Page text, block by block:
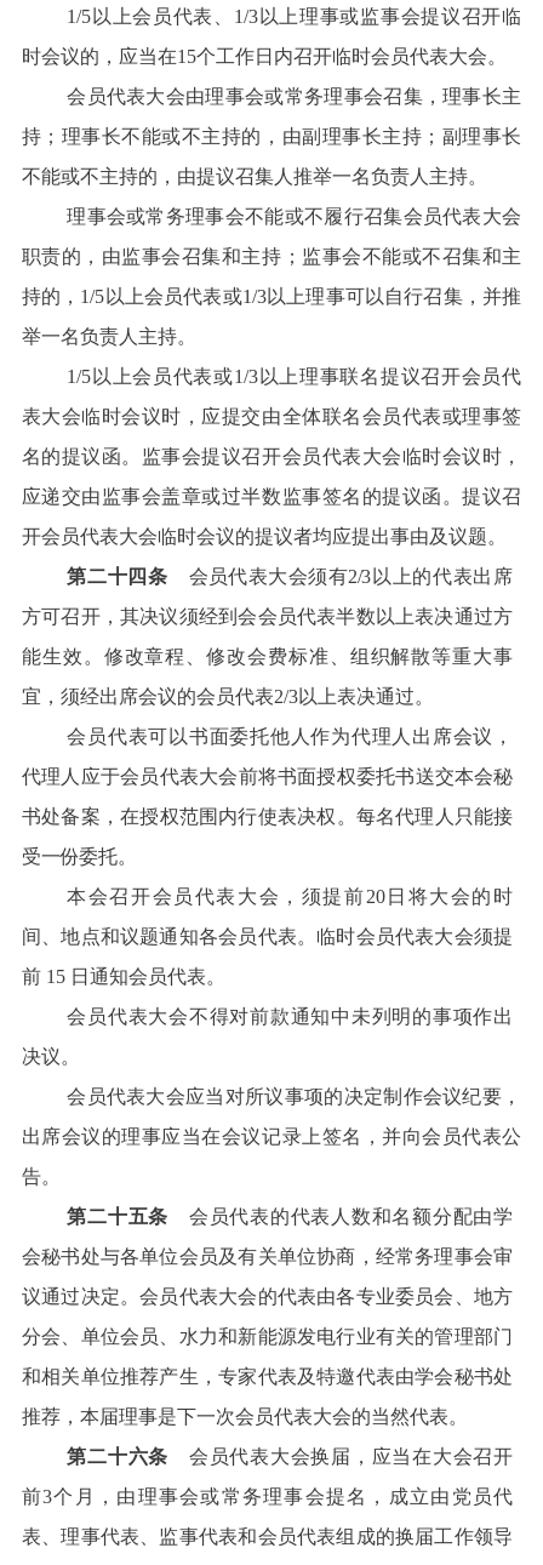
1/5以上会员代表、1/3以上理事或监事会提议召开临
时会议的，应当在15个工作日内召开临时会员代表大会。
会员代表大会由理事会或常务理事会召集，理事长主
持；理事长不能或不主持的，由副理事长主持；副理事长
不能或不主持的，由提议召集人推举一名负责人主持。
理事会或常务理事会不能或不履行召集会员代表大会
职责的，由监事会召集和主持；监事会不能或不召集和主
持的，1/5以上会员代表或1/3以上理事可以自行召集，并推
举一名负责人主持。
1/5以上会员代表或1/3以上理事联名提议召开会员代
表大会临时会议时，应提交由全体联名会员代表或理事签
名的提议函。监事会提议召开会员代表大会临时会议时，
应递交由监事会盖章或过半数监事签名的提议函。提议召
开会员代表大会临时会议的提议者均应提出事由及议题。
第二十四条
会员代表大会须有2/3 以上的代表出席
方可召开，其决议须经到会会员代表半数以上表决通过方
能生效。修改章程、修改会费标准、组织解散等重大事
宜，须经出席会议的会员代表2/3以上表决通过。
会员代表可以书面委托他人作为代理人出席会议，
代理人应于会员代表大会前将书面授权委托书送交本会秘
书处备案，在授权范围内行使表决权。每名代理人只能接
受一份委托。
本会召开会员代表大会，须提前20日将大会的时
间、地点和议题通知各会员代表。临时会员代表大会须提
前 15 日通知会员代表。
会员代表大会不得对前款通知中未列明的事项作出
决议。
会员代表大会应当对所议事项的决定制作会议纪要，
出席会议的理事应当在会议记录上签名，并向会员代表公
告。
第二十五条 会员代表的代表人数和名额分配由学
会秘书处与各单位会员及有关单位协商，经常务理事会审
议通过决定。会员代表大会的代表由各专业委员会、地方
分会、单位会员、水力和新能源发电行业有关的管理部门
和相关单位推荐产生，专家代表及特邀代表由学会秘书处
推荐，本届理事是下一次会员代表大会的当然代表。
第二十六条 会员代表大会换届，应当在大会召开
前3个月，由理事会或常务理事会提名，成立由党员代
表、理事代表、监事代表和会员代表组成的换届工作领导